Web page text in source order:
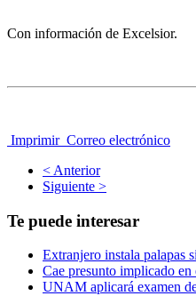
Con información de Excelsior.
Imprimir Correo electrónico
< Anterior
Siguiente >
Te puede interesar
Extranjero instala palapas
Cae presunto implicado
UNAM aplicará examen